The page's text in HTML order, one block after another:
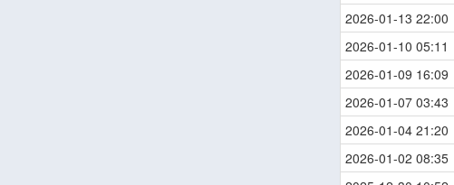
2026-01-13 22:00
2026-01-10 05:11
2026-01-09 16:09
2026-01-07 03:43
2026-01-04 21:20
2026-01-02 08:35